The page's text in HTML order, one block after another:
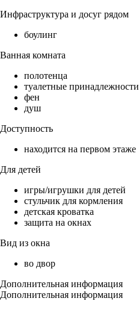
Инфраструктура и досуг рядом
боулинг
Ванная комната
полотенца
туалетные принадлежности
фен
душ
Доступность
находится на первом этаже
Для детей
игры/игрушки для детей
стульчик для кормления
детская кроватка
защита на окнах
Вид из окна
во двор
Дополнительная информация
Дополнительная информация